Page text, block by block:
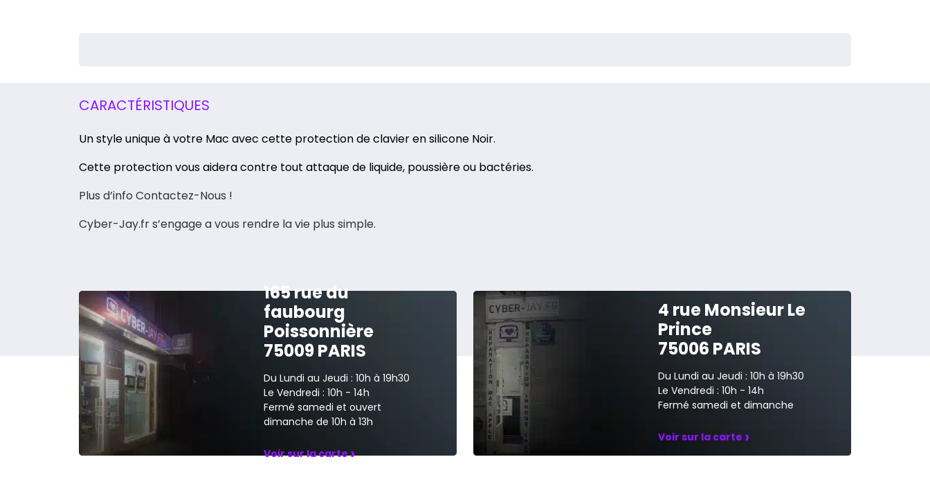
CARACTÉRISTIQUES
Un style unique à votre Mac avec cette protection de clavier en silicone Noir.
Cette protection vous aidera contre tout attaque de liquide, poussière ou bactéries.
Plus d’info Contactez-Nous !
Cyber-Jay.fr s’engage a vous rendre la vie plus simple.
165 rue du
faubourg
Poissonnière
75009 PARIS
Du Lundi au Jeudi : 10h à 19h30
Le Vendredi : 10h - 14h
Fermé samedi et ouvert
dimanche de 10h à 13h
Voir sur la carte›
4 rue Monsieur Le
Prince
75006 PARIS
Du Lundi au Jeudi : 10h à 19h30
Le Vendredi : 10h - 14h
Fermé samedi et dimanche
Voir sur la carte ›